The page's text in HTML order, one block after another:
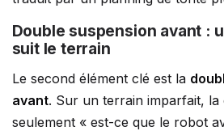
Double suspension avant :
suit le terrain
Le second élément clé est la
avant. Sur un terrain imparfait, la
seulement « est-ce que le robot